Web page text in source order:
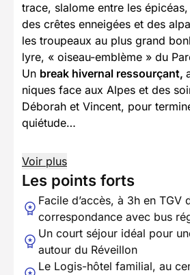
trace, slalome entre les
des crêtes enneigées et des
les troupeaux au plus grand
lyre, « oiseau-emblème » du
Un break hivernal ressourçant,
niques face aux Alpes et des
Déborah et Vincent, pour
quiétude…
Voir plus
Les points forts
Facile d’accès, à 3h en TGV
correspondance avec bus
Un court séjour idéal pour
autour du Réveillon
Le Logis-hôtel familial, au